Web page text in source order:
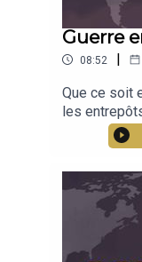
Guerre
08:52 |
Que ce soit
les
sont
stratégie et